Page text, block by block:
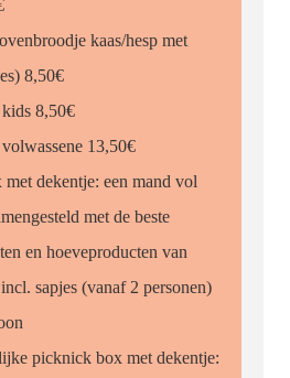
kaas/hesp met
8,50€
8,50€
13,50€
dekentje: een mand vol
met de beste
en hoeveproducten van
sapjes (vanaf 2 personen)
picknick box met dekentje: